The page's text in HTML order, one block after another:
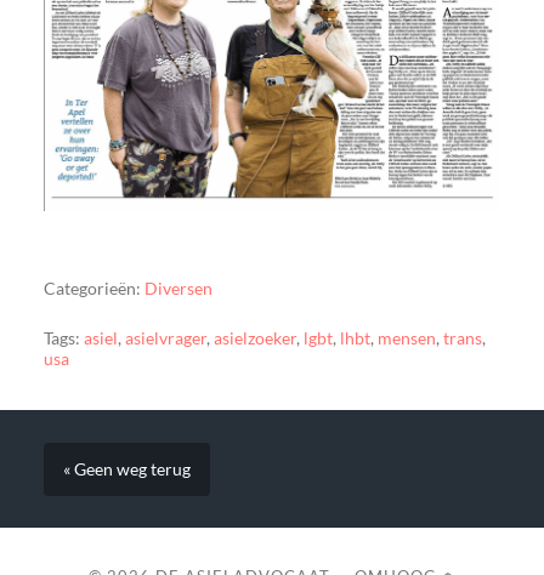
Categorieën: Diversen
Tags: asiel, asielvrager, asielzoeker, lgbt, lhbt, mensen, trans,
usa
« Geen weg terug